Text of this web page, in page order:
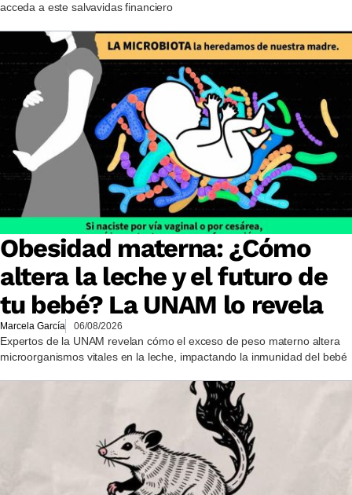
acceda a este salvavidas financiero
Obesidad materna: ¿Cómo
altera la leche y el futuro de
tu bebé? La UNAM lo revela
Marcela García 06/08/2026
Expertos de la UNAM revelan cómo el exceso de peso materno altera
microorganismos vitales en la leche, impactando la inmunidad del bebé